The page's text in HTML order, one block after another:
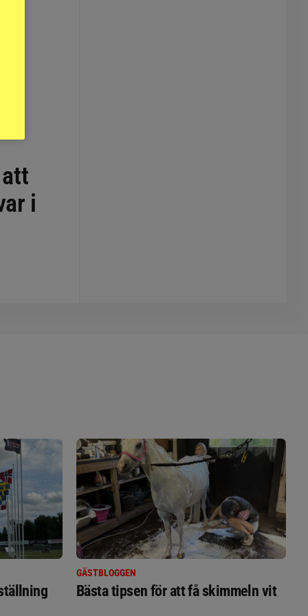
i
GÄSTBLOGGEN
Bästa tipsen för att få skimmeln vit